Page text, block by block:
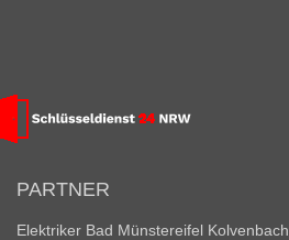
PARTNER
Elektriker Bad Münstereifel Kolvenbach